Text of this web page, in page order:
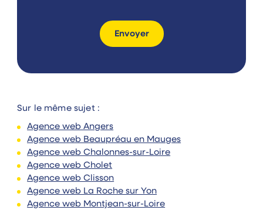
Envoyer
Sur le même sujet :
Agence web Angers
Agence web Beaupréau en Mauges
Agence web Chalonnes-sur-Loire
Agence web Cholet
Agence web Clisson
Agence web La Roche sur Yon
Agence web Montjean-sur-Loire